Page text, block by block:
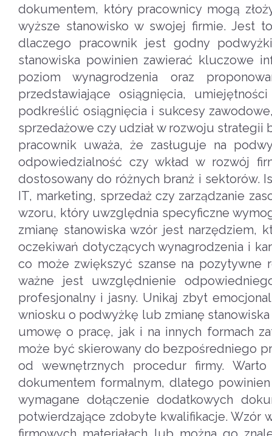
dokumentem, który pracownicy mogą
wyższe stanowisko w swojej firmie. Jest
dlaczego pracownik jest godny
stanowiska powinien zawierać kluczowe
poziom wynagrodzenia oraz
przedstawiające osiągnięcia,
podkreślić osiągnięcia i sukcesy
sprzedażowe czy udział w rozwoju
pracownik uważa, że zasługuje na
odpowiedzialność czy wkład w rozwój
dostosowany do różnych branż i sektorów.
IT, marketing, sprzedaż czy zarządzanie
wzoru, który uwzględnia specyficzne
zmianę stanowiska wzór jest narzędziem,
oczekiwań dotyczących wynagrodzenia i
co może zwiększyć szanse na pozytywne
ważne jest uwzględnienie
profesjonalny i jasny. Unikaj zbyt
wniosku o podwyżkę lub zmianę
umowę o pracę, jak i na innych formach
może być skierowany do bezpośredniego
od wewnętrznych procedur firmy.
dokumentem formalnym, dlatego
wymagane dołączenie dodatkowych
potwierdzające zdobyte kwalifikacje. Wzór